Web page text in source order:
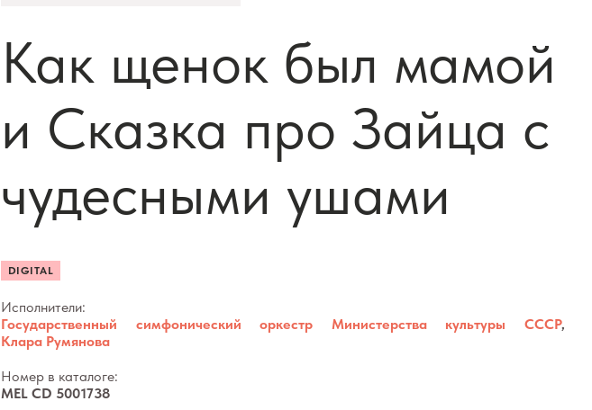
Как щенок был мамой
и Сказка про Зайца с
чудесными ушами
DIGITAL
Исполнители:
Государственный симфонический оркестр Министерства культуры СССР,
Клара Румянова
Номер в каталоге:
MEL CD 5001738